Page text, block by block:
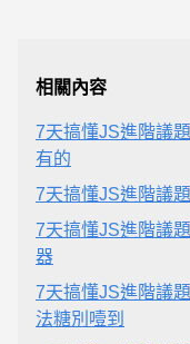
相關內容
7天搞懂JS進階議
有的
7天搞懂JS進階議
7天搞懂JS進階議
器
7天搞懂JS進階議
法糖別噎到